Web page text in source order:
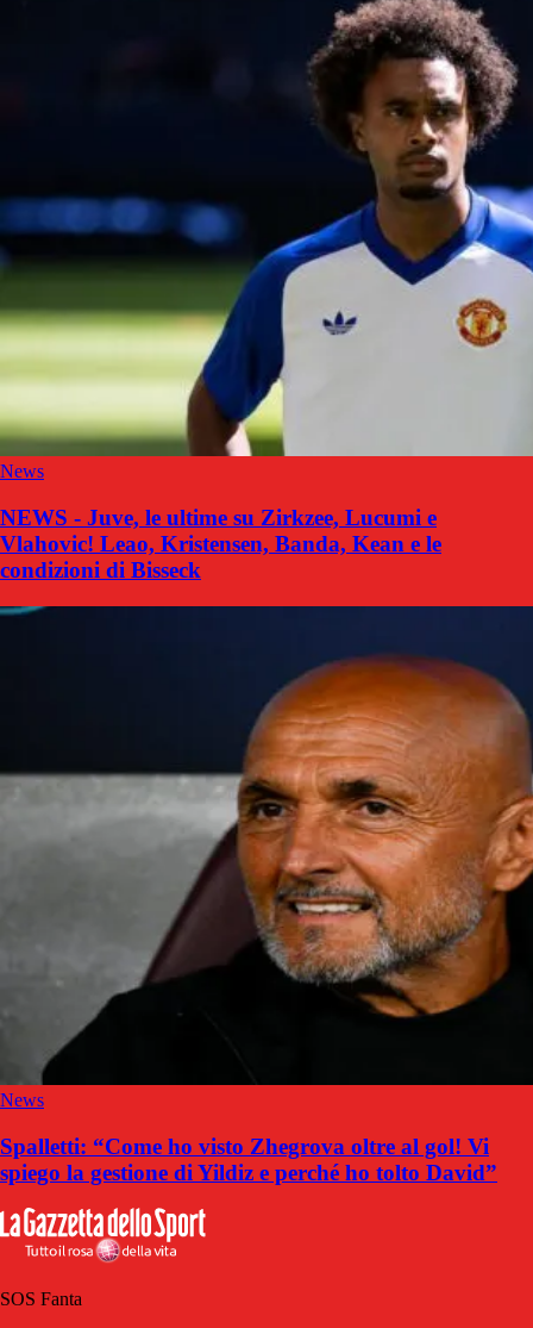
News
NEWS - Juve, le ultime su Zirkzee, Lucumi e
Vlahovic! Leao, Kristensen, Banda, Kean e le
condizioni di Bisseck
News
Spalletti: “Come ho visto Zhegrova oltre al gol! Vi
spiego la gestione di Yildiz e perché ho tolto David”
SOS Fanta